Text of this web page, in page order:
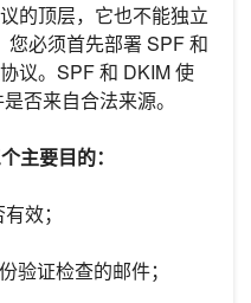
的顶层，它也不能独立
必须首先部署 SPF 和
议。SPF 和 DKIM 使
否来自合法来源。
主要目的：
效；
验证检查的邮件；